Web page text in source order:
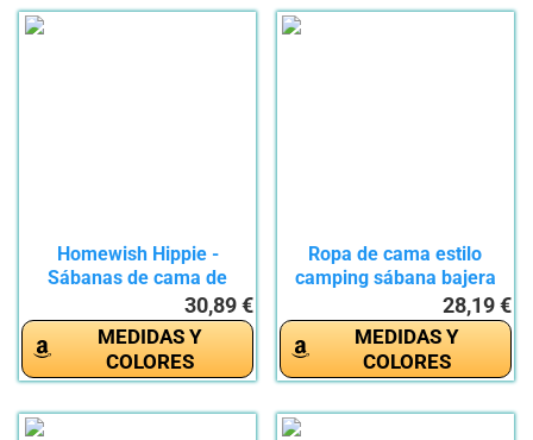
Homewish Hippie -
Sábanas de cama de
mariposa con...30,89 €
MEDIDAS Y
COLORES
Ropa de cama estilo
camping sábana bajera
28,19 €
MEDIDAS Y
COLORES